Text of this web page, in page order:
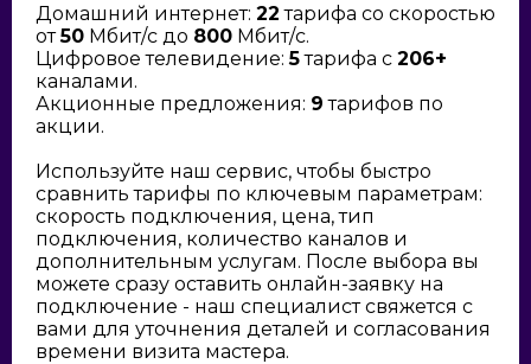
Домашний интернет: 22 тарифа со скоростью
от50 Мбит/с до 800 Мбит/с.
Цифровое телевидение:5тарифа с 206+
каналами.
Акционные предложения: 9 тарифов по
акции.
Используйте наш сервис, чтобы быстро
сравнить тарифы по ключевым параметрам:
скорость подключения, цена, тип
подключения, количество каналов и
дополнительным услугам. После выбора вы
можете сразу оставить онлайн-заявку на
подключение - наш специалист свяжется с
вами для уточнения деталей и согласования
времени визита мастера.